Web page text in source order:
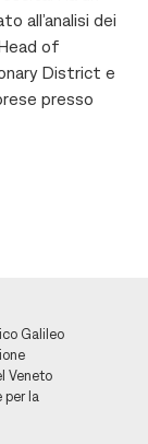
all’analisi dei
of
District e
presso
Galileo
Veneto
per la